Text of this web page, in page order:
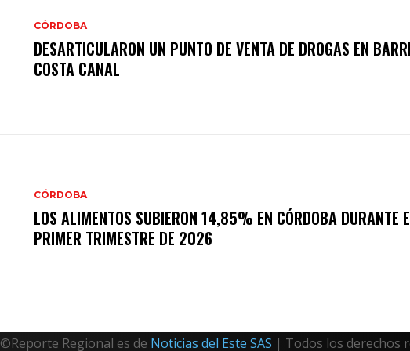
CÓRDOBA
DESARTICULARON UN PUNTO DE VENTA DE DROGAS EN
COSTA CANAL
CÓRDOBA
LOS ALIMENTOS SUBIERON 14,85% EN CÓRDOBA DURANTE
PRIMER TRIMESTRE DE 2026
©Reporte Regional es de Noticias del Este SAS | Todos los derechos